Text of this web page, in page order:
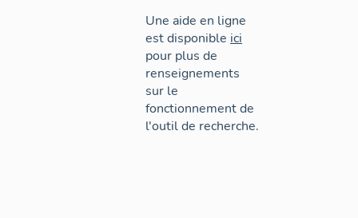
Une aide en ligne
est disponible ici
pour plus de
renseignements
sur le
fonctionnement de
l'outil de recherche.